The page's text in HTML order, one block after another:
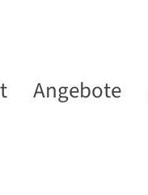
Angebote